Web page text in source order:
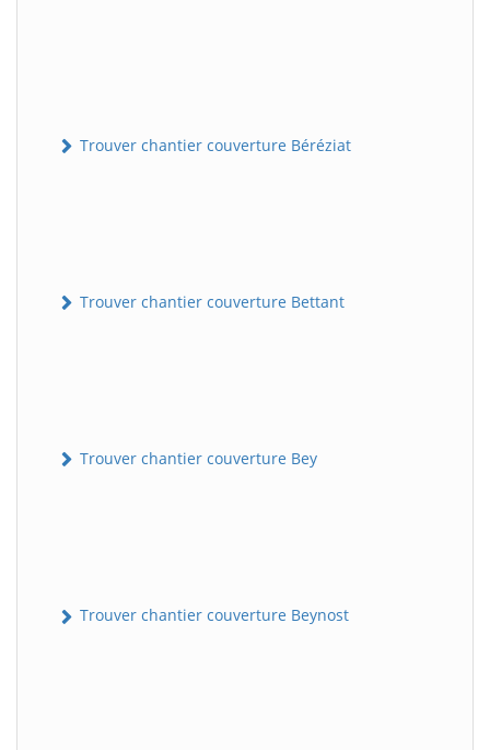
Trouver chantier couverture Béréziat
Trouver chantier couverture Bettant
Trouver chantier couverture Bey
Trouver chantier couverture Beynost